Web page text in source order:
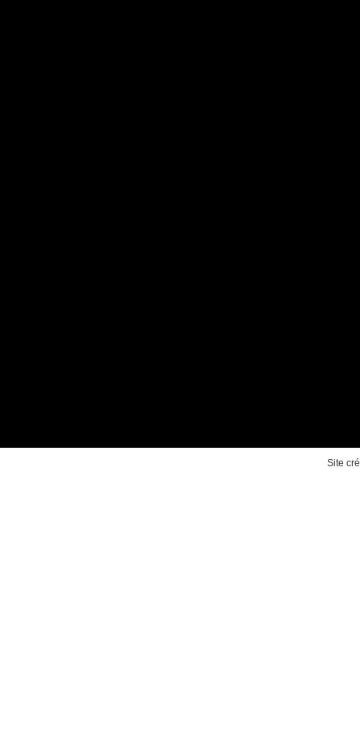
Site